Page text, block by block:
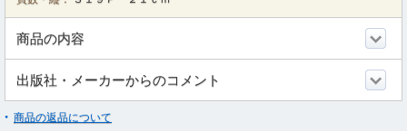
商品の内容
出版社・メーカーからのコメント
商品の返品について